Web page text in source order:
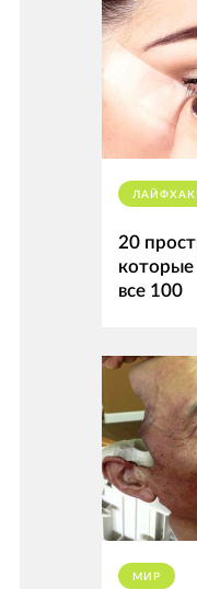
20
которые
все 100
МИР